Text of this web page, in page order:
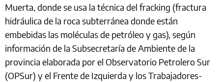
Muerta, donde se usa la técnica del fracking (fractura
hidráulica de la roca subterránea donde están
embebidas las moléculas de petróleo y gas), según
información de la Subsecretaría de Ambiente de la
provincia elaborada por el Observatorio Petrolero Sur
(OPSur) y el Frente de Izquierda y los Trabajadores-